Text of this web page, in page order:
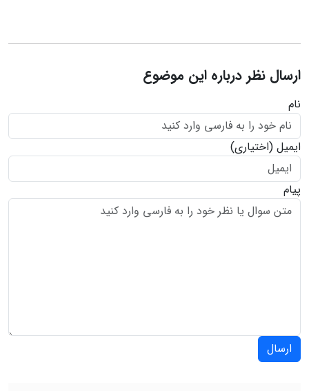
ارسال نظر درباره این موضوع
نام
ایمیل (اختیاری)
پیام
ارسال